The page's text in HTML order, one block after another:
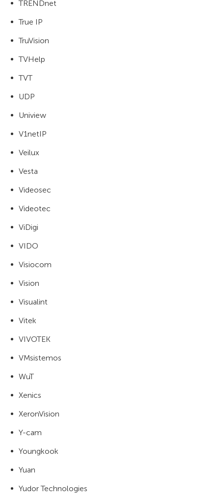
TRENDnet
True IP
TruVision
TVHelp
TVT
UDP
Uniview
V1netIP
Veilux
Vesta
Videosec
Videotec
ViDigi
VIDO
Visiocom
Vision
Visualint
Vitek
VIVOTEK
VMsistemos
WuT
Xenics
XeronVision
Y-cam
Youngkook
Yuan
Yudor Technologies